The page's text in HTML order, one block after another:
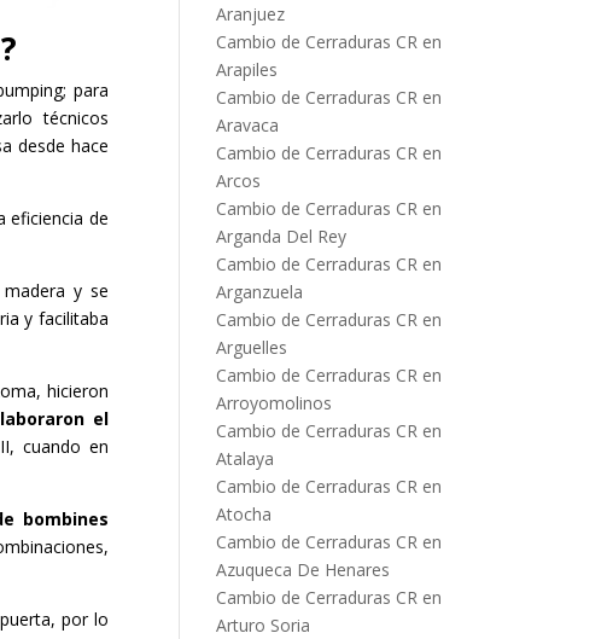
para
técnicos
desde hace
eficiencia de
y se
y facilitaba
hicieron
el
cuando en
bombines
por lo
Aranjuez
Cambio de Cerraduras CR en
Arapiles
Cambio de Cerraduras CR en
Aravaca
Cambio de Cerraduras CR en
Arcos
Cambio de Cerraduras CR en
Arganda Del Rey
Cambio de Cerraduras CR en
Arganzuela
Cambio de Cerraduras CR en
Arguelles
Cambio de Cerraduras CR en
Arroyomolinos
Cambio de Cerraduras CR en
Atalaya
Cambio de Cerraduras CR en
Atocha
Cambio de Cerraduras CR en
Azuqueca De Henares
Cambio de Cerraduras CR en
Arturo Soria